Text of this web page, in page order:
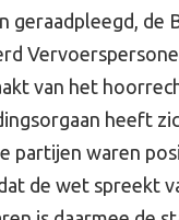
geraadpleegd, de
van het
heeft
partijen waren
de wet spreekt